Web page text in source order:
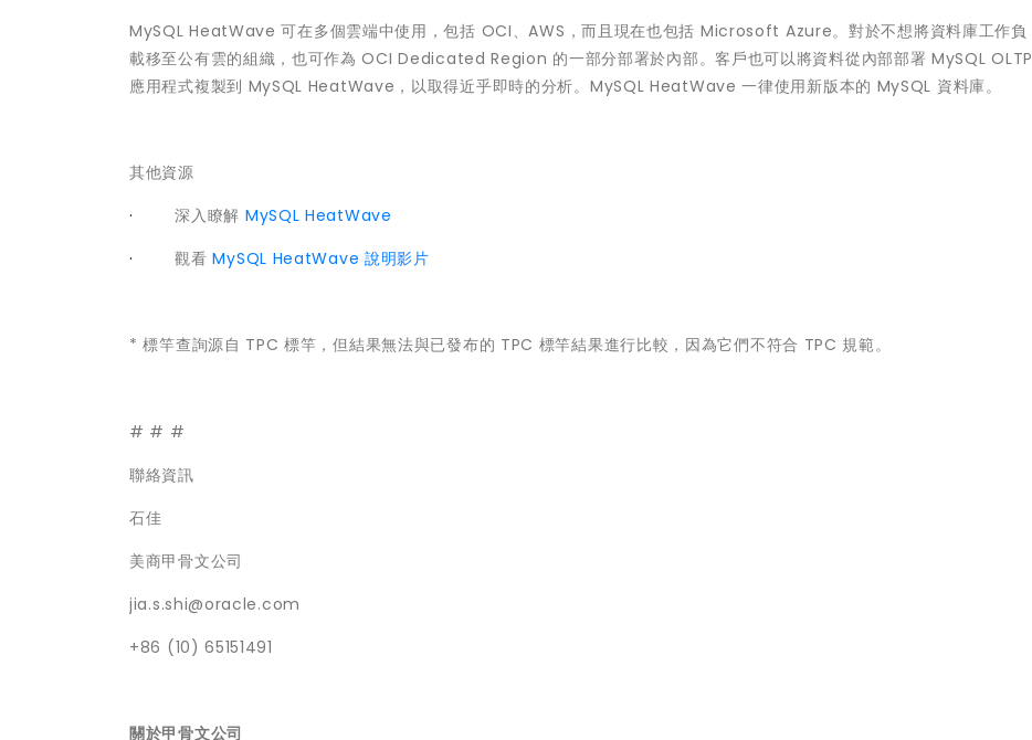
MySQL HeatWave 可在多個雲端中使用，包括 OCI、AWS，而且現在也包括 Microsoft Azure。對於不想將資料庫工作負
載移至公有雲的組織，也可作為 OCI Dedicated Region 的一部分部署於內部。客戶也可以將資料從內部部署 MySQL OLTP
應用程式複製到 MySQL HeatWave，以取得近乎即時的分析。MySQL HeatWave 一律使用新版本的 MySQL 資料庫。
其他資源
·深入瞭解 MySQL HeatWave
·觀看MySQL HeatWave 說明影片
* 標竿查詢源自 TPC 標竿，但結果無法與已發布的 TPC 標竿結果進行比較，因為它們不符合 TPC 規範。
# # #
聯絡資訊
石佳
美商甲骨文公司
jia.s.shi@oracle.com
+86 (10) 65151491
關於甲骨文公司